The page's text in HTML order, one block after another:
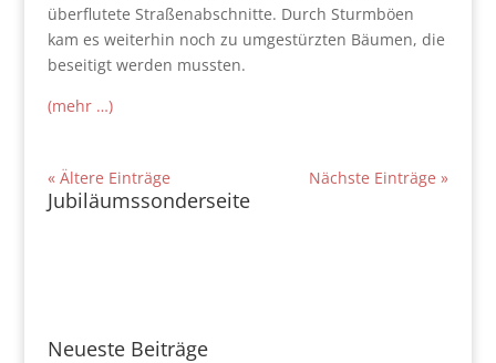
überflutete Straßenabschnitte. Durch Sturmböen
kam es weiterhin noch zu umgestürzten Bäumen, die
beseitigt werden mussten.
(mehr …)
« Ältere Einträge Nächste Einträge »
Jubiläumssonderseite
Neueste Beiträge